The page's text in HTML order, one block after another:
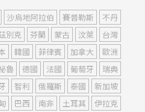
沙烏地阿拉伯 賽普勒斯
不丹
別克 芬蘭 蒙古 汶萊
台灣
韓國 菲律賓 加拿大
歐洲
魯 德國 法國 葡萄牙
瑞典
智利 俄羅斯 泰國
新加坡
巴西 南非 土耳其
伊拉克